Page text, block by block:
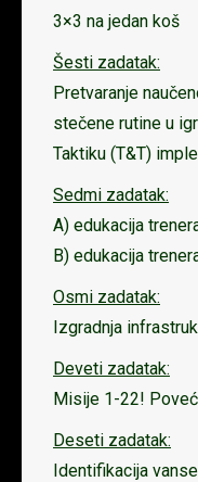
3×3 na jedan koš
Šesti zadatak:
Pretvaranje
stečene rutine u
Taktiku (T&T)
Sedmi zadatak:
A) edukacija
B) edukacija
Osmi zadatak:
Izgradnja
Deveti zadatak:
Misije 1-22!
Deseti zadatak:
Identifikacija